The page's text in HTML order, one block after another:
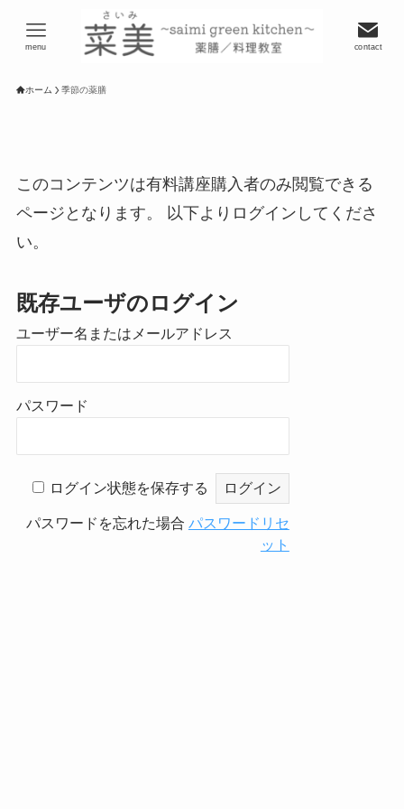
contact
menu
ホーム 季節の薬膳
このコンテンツは有料講座購入者のみ閲覧できる
ページとなります。 以下よりログインしてくださ
い。
既存ユーザのログイン
ユーザー名またはメールアドレス
パスワード
ログイン状態を保存する
パスワードを忘れた場合 パスワードリセ
ット